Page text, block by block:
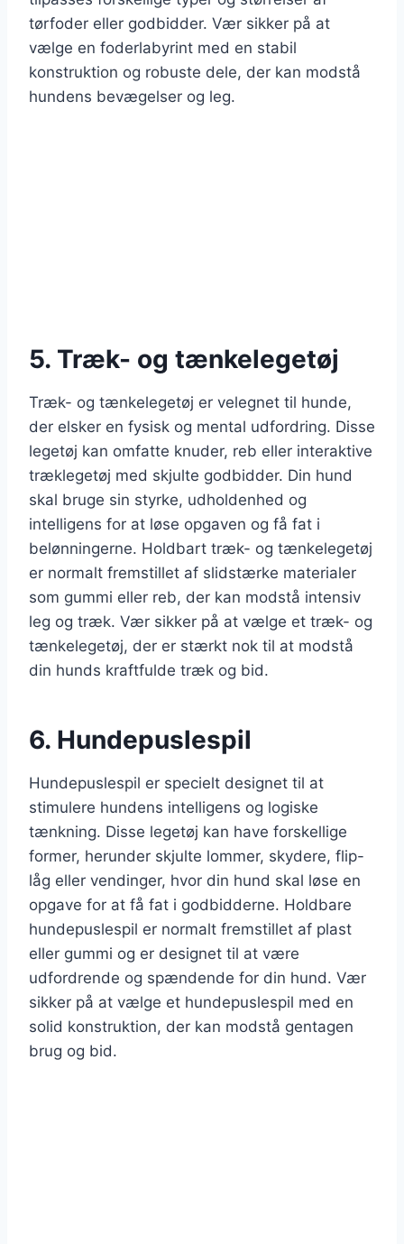
tørfoder eller godbidder. Vær sikker på at
vælge en foderlabyrint med en stabil
konstruktion og robuste dele, der kan modstå
hundens bevægelser og leg.
5. Træk- og tænkelegetøj
Træk- og tænkelegetøj er velegnet til hunde,
der elsker en fysisk og mental udfordring. Disse
legetøj kan omfatte knuder, reb eller interaktive
træklegetøj med skjulte godbidder. Din hund
skal bruge sin styrke, udholdenhed og
intelligens for at løse opgaven og få fat i
belønningerne. Holdbart træk- og tænkelegetøj
er normalt fremstillet af slidstærke materialer
som gummi eller reb, der kan modstå intensiv
leg og træk. Vær sikker på at vælge et træk- og
tænkelegetøj, der er stærkt nok til at modstå
din hunds kraftfulde træk og bid.
6. Hundepuslespil
Hundepuslespil er specielt designet til at
stimulere hundens intelligens og logiske
tænkning. Disse legetøj kan have forskellige
former, herunder skjulte lommer, skydere, flip-
låg eller vendinger, hvor din hund skal løse en
opgave for at få fat i godbidderne. Holdbare
hundepuslespil er normalt fremstillet af plast
eller gummi og er designet til at være
udfordrende og spændende for din hund. Vær
sikker på at vælge et hundepuslespil med en
solid konstruktion, der kan modstå gentagen
brug og bid.